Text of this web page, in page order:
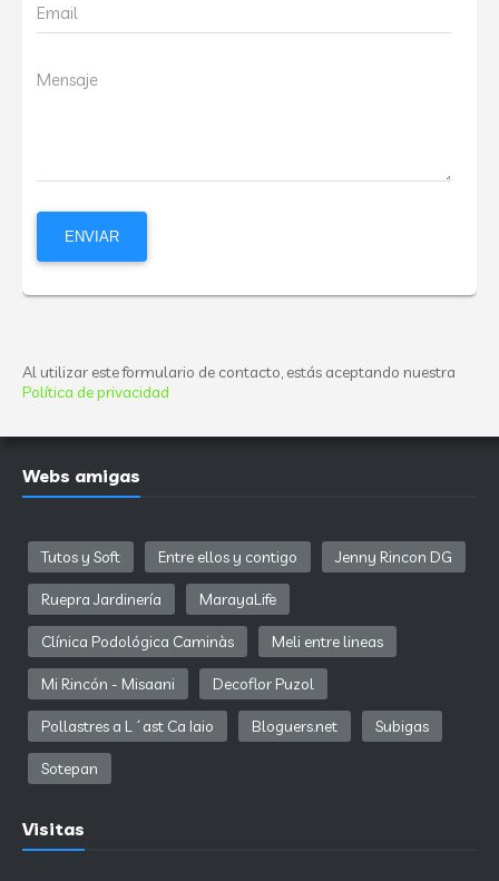
Email
Mensaje
Al utilizar este formulario de contacto, estás aceptando nuestra
Política de privacidad
Webs amigas
Tutos y Soft Entre ellos y contigo Jenny Rincon DG
Ruepra Jardinería MarayaLife
Clínica Podológica Caminàs Meli entre lineas
Mi Rincón - Misaani Decoflor Puzol
Pollastres a L´ast Ca Iaio Bloguers.net Subigas
Sotepan
Visitas